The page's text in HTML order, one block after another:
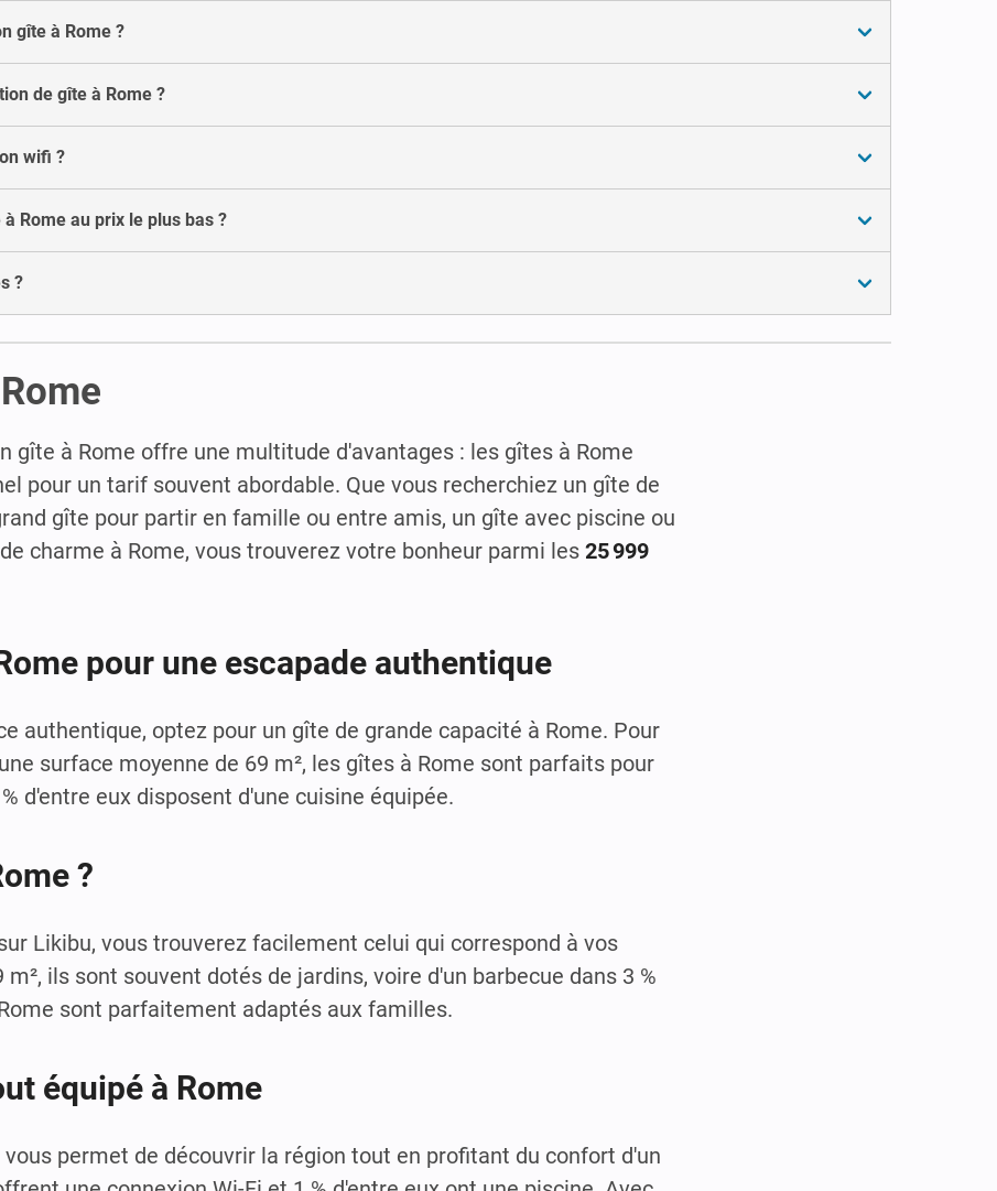
gîte à Rome ?
de gîte à Rome ?
wifi ?
Rome au prix le plus bas ?
?
gîte à Rome offre une multitude d'avantages : les gîtes à Rome
pour un tarif souvent abordable. Que vous recherchiez un gîte de
gîte pour partir en famille ou entre amis, un gîte avec piscine ou
charme à Rome, vous trouverez votre bonheur parmi les 25 999
pour une escapade authentique
authentique, optez pour un gîte de grande capacité à Rome. Pour
surface moyenne de 69 m², les gîtes à Rome sont parfaits pour
d'entre eux disposent d'une cuisine équipée.
?
Likibu, vous trouverez facilement celui qui correspond à vos
ils sont souvent dotés de jardins, voire d'un barbecue dans 3 %
sont parfaitement adaptés aux familles.
équipé à Rome
permet de découvrir la région tout en profitant du confort d'un